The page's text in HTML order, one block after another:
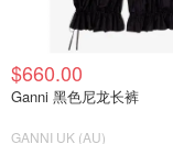
$660.00
Ganni 黑色尼龙长裤
GANNI UK (AU)